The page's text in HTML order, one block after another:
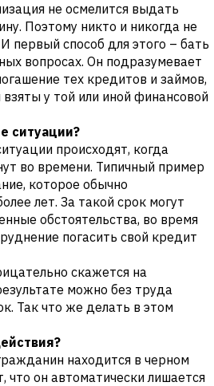
не осмелится выдать
Поэтому никто и никогда не
первый способ для этого – бать
вопросах. Он подразумевает
тех кредитов и займов,
у той или иной финансовой
ситуации?
происходят, когда
во времени. Типичный пример
которое обычно
лет. За такой срок могут
обстоятельства, во время
погасить свой кредит
скажется на
можно без труда
Так что же делать в этом
находится в черном
что он автоматически лишается